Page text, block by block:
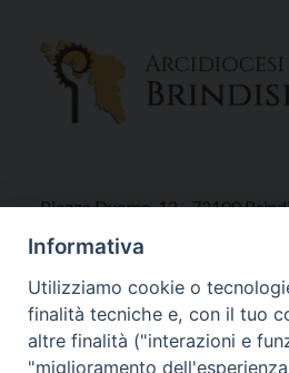
Piazza Duomo, 12 - 72100
Tel 0831.521958
Fax 0831.528315
Informativa
Utilizziamo cookie o
finalità tecniche e, con il tuo
altre finalità ("interazioni e
"miglioramento